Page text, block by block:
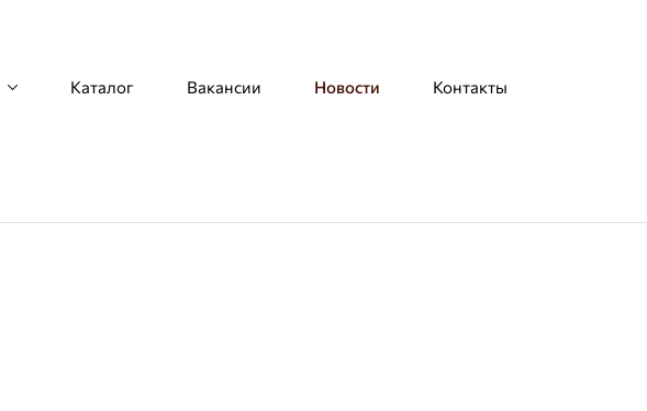
Каталог Вакансии Новости Контакты